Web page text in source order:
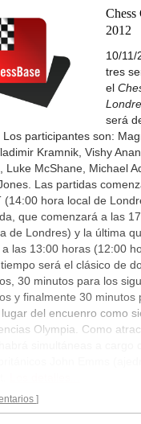
Chess
2012
10/11/
tres
el
será
participantes son:
Kramnik, Vishy
Luke McShane, Michael
Las partidas
(14:00 hora local de
que comenzará a las
de Londres) y la última
las 13:00 horas (12:00
será el clásico de
30 minutos para los
y finalmente 30 minutos
del encuenro como
Olympia. Como